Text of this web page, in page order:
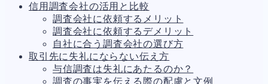
経営157
ガバナンス90
再建準備67
人事労務557
人件費20
労働問題266
信用調査会社の活用と比較
調査会社に依頼するメリット
調査会社に依頼するデメリット
自社に合う調査会社の選び方
取引先に失礼にならない伝え方
与信調査は失礼にあたるのか？
調査の事実を伝える際の配慮と文例